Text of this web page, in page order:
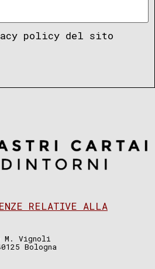
policy del sito
RELATIVE ALLA
M. Vignoli
Bologna